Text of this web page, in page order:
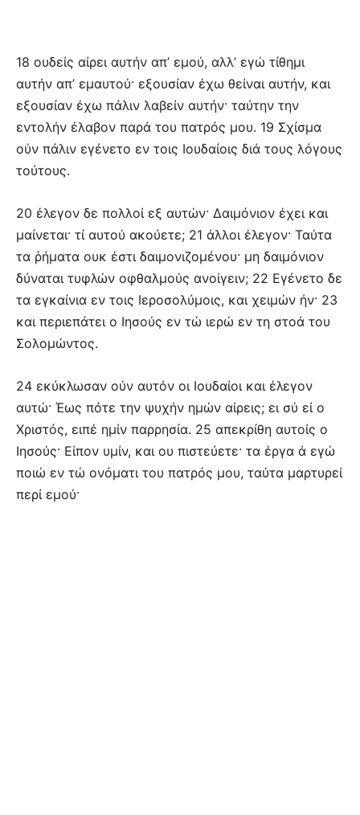
18 ουδείς αίρει αυτήν απ’ εμού, αλλ’ εγώ τίθημι
αυτήν απ’ εμαυτού· εξουσίαν έχω θείναι αυτήν, και
εξουσίαν έχω πάλιν λαβείν αυτήν· ταύτην την
εντολήν έλαβον παρά του πατρός μου. 19 Σχίσμα
ούν πάλιν εγένετο εν τοις Ιουδαίοις διά τους λόγους
τούτους.
20 έλεγον δε πολλοί εξ αυτών· Δαιμόνιον έχει και
μαίνεται· τί αυτού ακούετε; 21 άλλοι έλεγον· Ταύτα
τα ῥήματα ουκ έστι δαιμονιζομένου· μη δαιμόνιον
δύναται τυφλών οφθαλμούς ανοίγειν; 22 Εγένετο δε
τα εγκαίνια εν τοις Ιεροσολύμοις, και χειμών ήν· 23
και περιεπάτει ο Ιησούς εν τώ ιερώ εν τη στοά του
Σολομώντος.
24 εκύκλωσαν ούν αυτόν οι Ιουδαίοι και έλεγον
αυτώ· Έως πότε την ψυχήν ημών αίρεις; ει σύ εί ο
Χριστός, ειπέ ημίν παρρησία. 25 απεκρίθη αυτοίς ο
Ιησούς· Είπον υμίν, και ου πιστεύετε· τα έργα ά εγώ
ποιώ εν τώ ονόματι του πατρός μου, ταύτα μαρτυρεί
περί εμού·